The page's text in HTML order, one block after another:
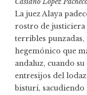
La juez Alaya
rostro de justiciera
terribles
hegemónico que
andaluz, cuando
entresijos del
bisturí,